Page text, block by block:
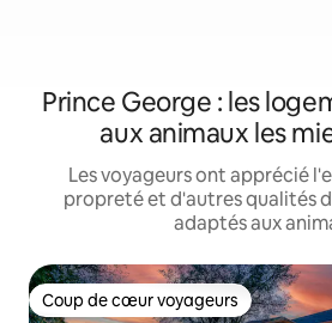
Prince George : les
aux animaux les
Les voyageurs ont apprécié
propreté et d'autres qualités
adaptés aux
Coup de cœur voyageurs
Coup de cœur voyageurs